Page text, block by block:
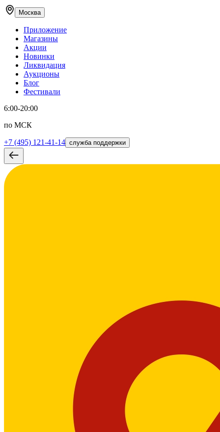
Москва
Приложение
Магазины
Акции
Новинки
Ликвидация
Аукционы
Блог
Фестивали
6:00-20:00
по МСК
+7 (495) 121-41-14 служба поддержки